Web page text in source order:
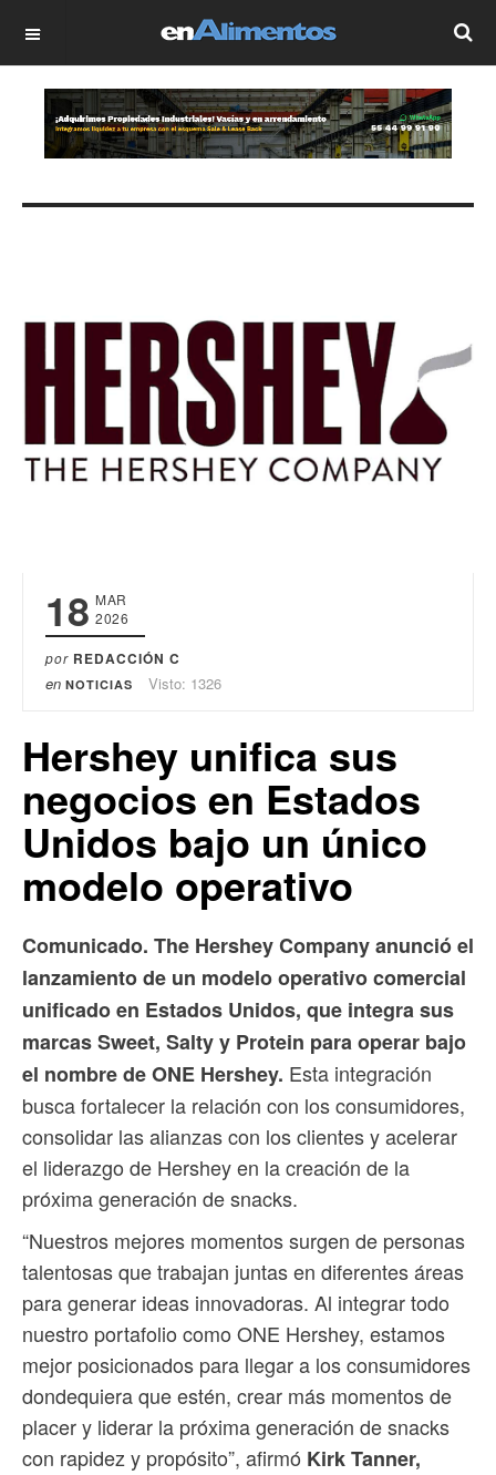
OFF CANVAS
18 MAR
2026
por REDACCIÓN C
en NOTICIAS Visto: 1326
Hershey unifica sus
negocios en Estados
Unidos bajo un único
modelo operativo
Comunicado. The Hershey Company anunció el
lanzamiento de un modelo operativo comercial
unificado en Estados Unidos, que integra sus
marcas Sweet, Salty y Protein para operar bajo
el nombre de ONE Hershey. Esta integración
busca fortalecer la relación con los consumidores,
consolidar las alianzas con los clientes y acelerar
el liderazgo de Hershey en la creación de la
próxima generación de snacks.
“Nuestros mejores momentos surgen de personas
talentosas que trabajan juntas en diferentes áreas
para generar ideas innovadoras. Al integrar todo
nuestro portafolio como ONE Hershey, estamos
mejor posicionados para llegar a los consumidores
dondequiera que estén, crear más momentos de
placer y liderar la próxima generación de snacks
con rapidez y propósito”, afirmó Kirk Tanner,